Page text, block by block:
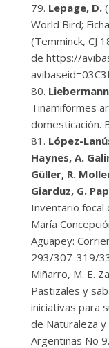
Lepage, D.
World Bird;
(Temminck, CJ
de https://
Tinamiformes
domesticación.
López-
Haynes, A.
Güller, R.
Giarduz, G.
Inventario focal
María
Aguapey:
293/307-319/
Miñarro, M. E.
Pastizales y
iniciativas para
de Naturaleza y
Argentinas No